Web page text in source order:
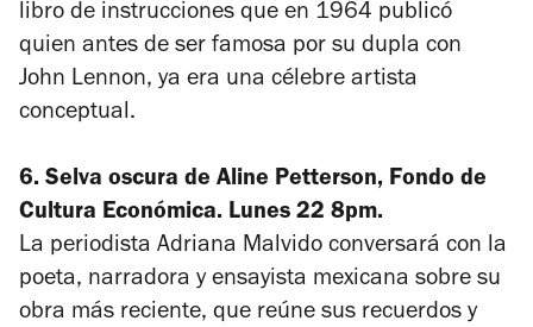
libro de instrucciones que en 1964 publicó
quien antes de ser famosa por su dupla con
John Lennon, ya era una célebre artista
conceptual.
6. Selva oscura de Aline Petterson, Fondo de
Cultura Económica. Lunes 22 8pm.
La periodista Adriana Malvido conversará con la
poeta, narradora y ensayista mexicana sobre su
obra más reciente, que reúne sus recuerdos y